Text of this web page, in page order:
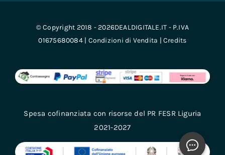
© Copyright 2018 - 2026DEALDIGITALE.IT - P.IVA
01675680084 | Condizioni di Vendita | Credits
Spesa cofinanziata con risorse del PR FESR Liguria
2021-2027